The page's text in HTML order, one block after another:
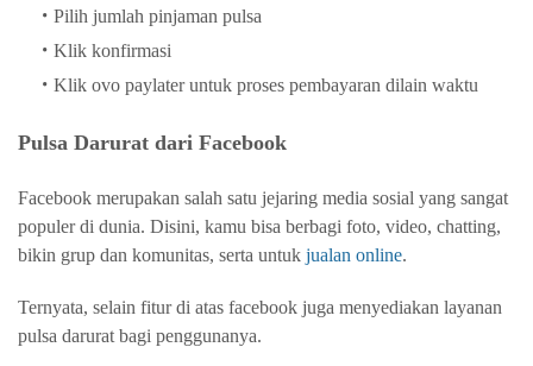
Pilih jumlah pinjaman pulsa
Klik konfirmasi
Klik ovo paylater untuk proses pembayaran dilain waktu
Pulsa Darurat dari Facebook
Facebook merupakan salah satu jejaring media sosial yang sangat
populer di dunia. Disini, kamu bisa berbagi foto, video, chatting,
bikin grup dan komunitas, serta untuk jualan online.
Ternyata, selain fitur di atas facebook juga menyediakan layanan
pulsa darurat bagi penggunanya.